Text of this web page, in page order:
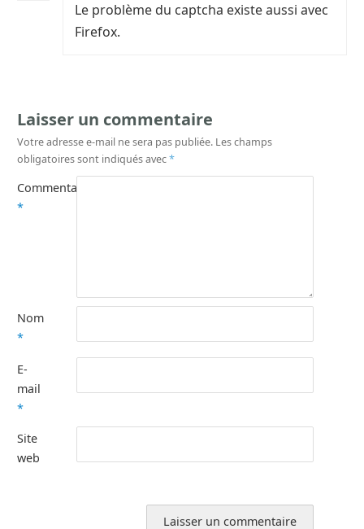
Le problème du captcha existe aussi avec
Firefox.
Laisser un commentaire
Votre adresse e-mail ne sera pas publiée. Les champs
obligatoires sont indiqués avec*
Commentaire
*
Nom
*
E-
mail
*
Site
web